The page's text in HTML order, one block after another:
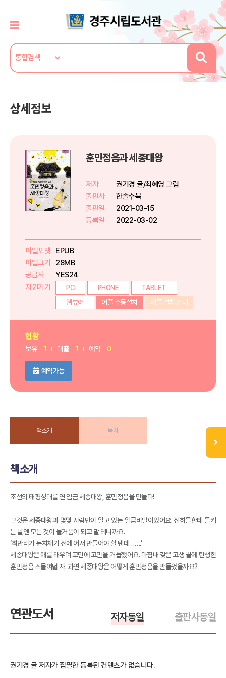
상세정보
훈민정음과 세종대왕
저자
권기경 글/최혜영 그림
출판사
한솔수북
출판일
2021-03-15
등록일
2022-03-02
파일포맷
EPUB
파일크기
28MB
공급사
YES24
지원기기
PC PHONE
TABLET
웹뷰어
어플 수동설치 어플 설치 안내
현황
보유 1 대출 1 예약 0
예약가능
책소개 목차
책소개
조선의 태평성대를 연 임금 세종대왕, 훈민정음을 만들다!
그것은 세종대왕과 몇몇 사람만이 알고 있는 일급비밀이었어요. 신하들한테 들키
는 날엔 모든 것이 물거품이 되고 말 테니까요.
‘최만리가 눈치채기 전에 어서 만들어야 할 텐데…….’
세종대왕은 애를 태우며 고민에 고민을 거듭했어요. 마침내 갖은 고생 끝에 탄생한
훈민정음 스물여덟 자. 과연 세종대왕은 어떻게 훈민정음을 만들었을까요?
연관도서 출판사동일
저자동일
권기경 글 저자가 집필한 등록된 컨텐츠가 없습니다.